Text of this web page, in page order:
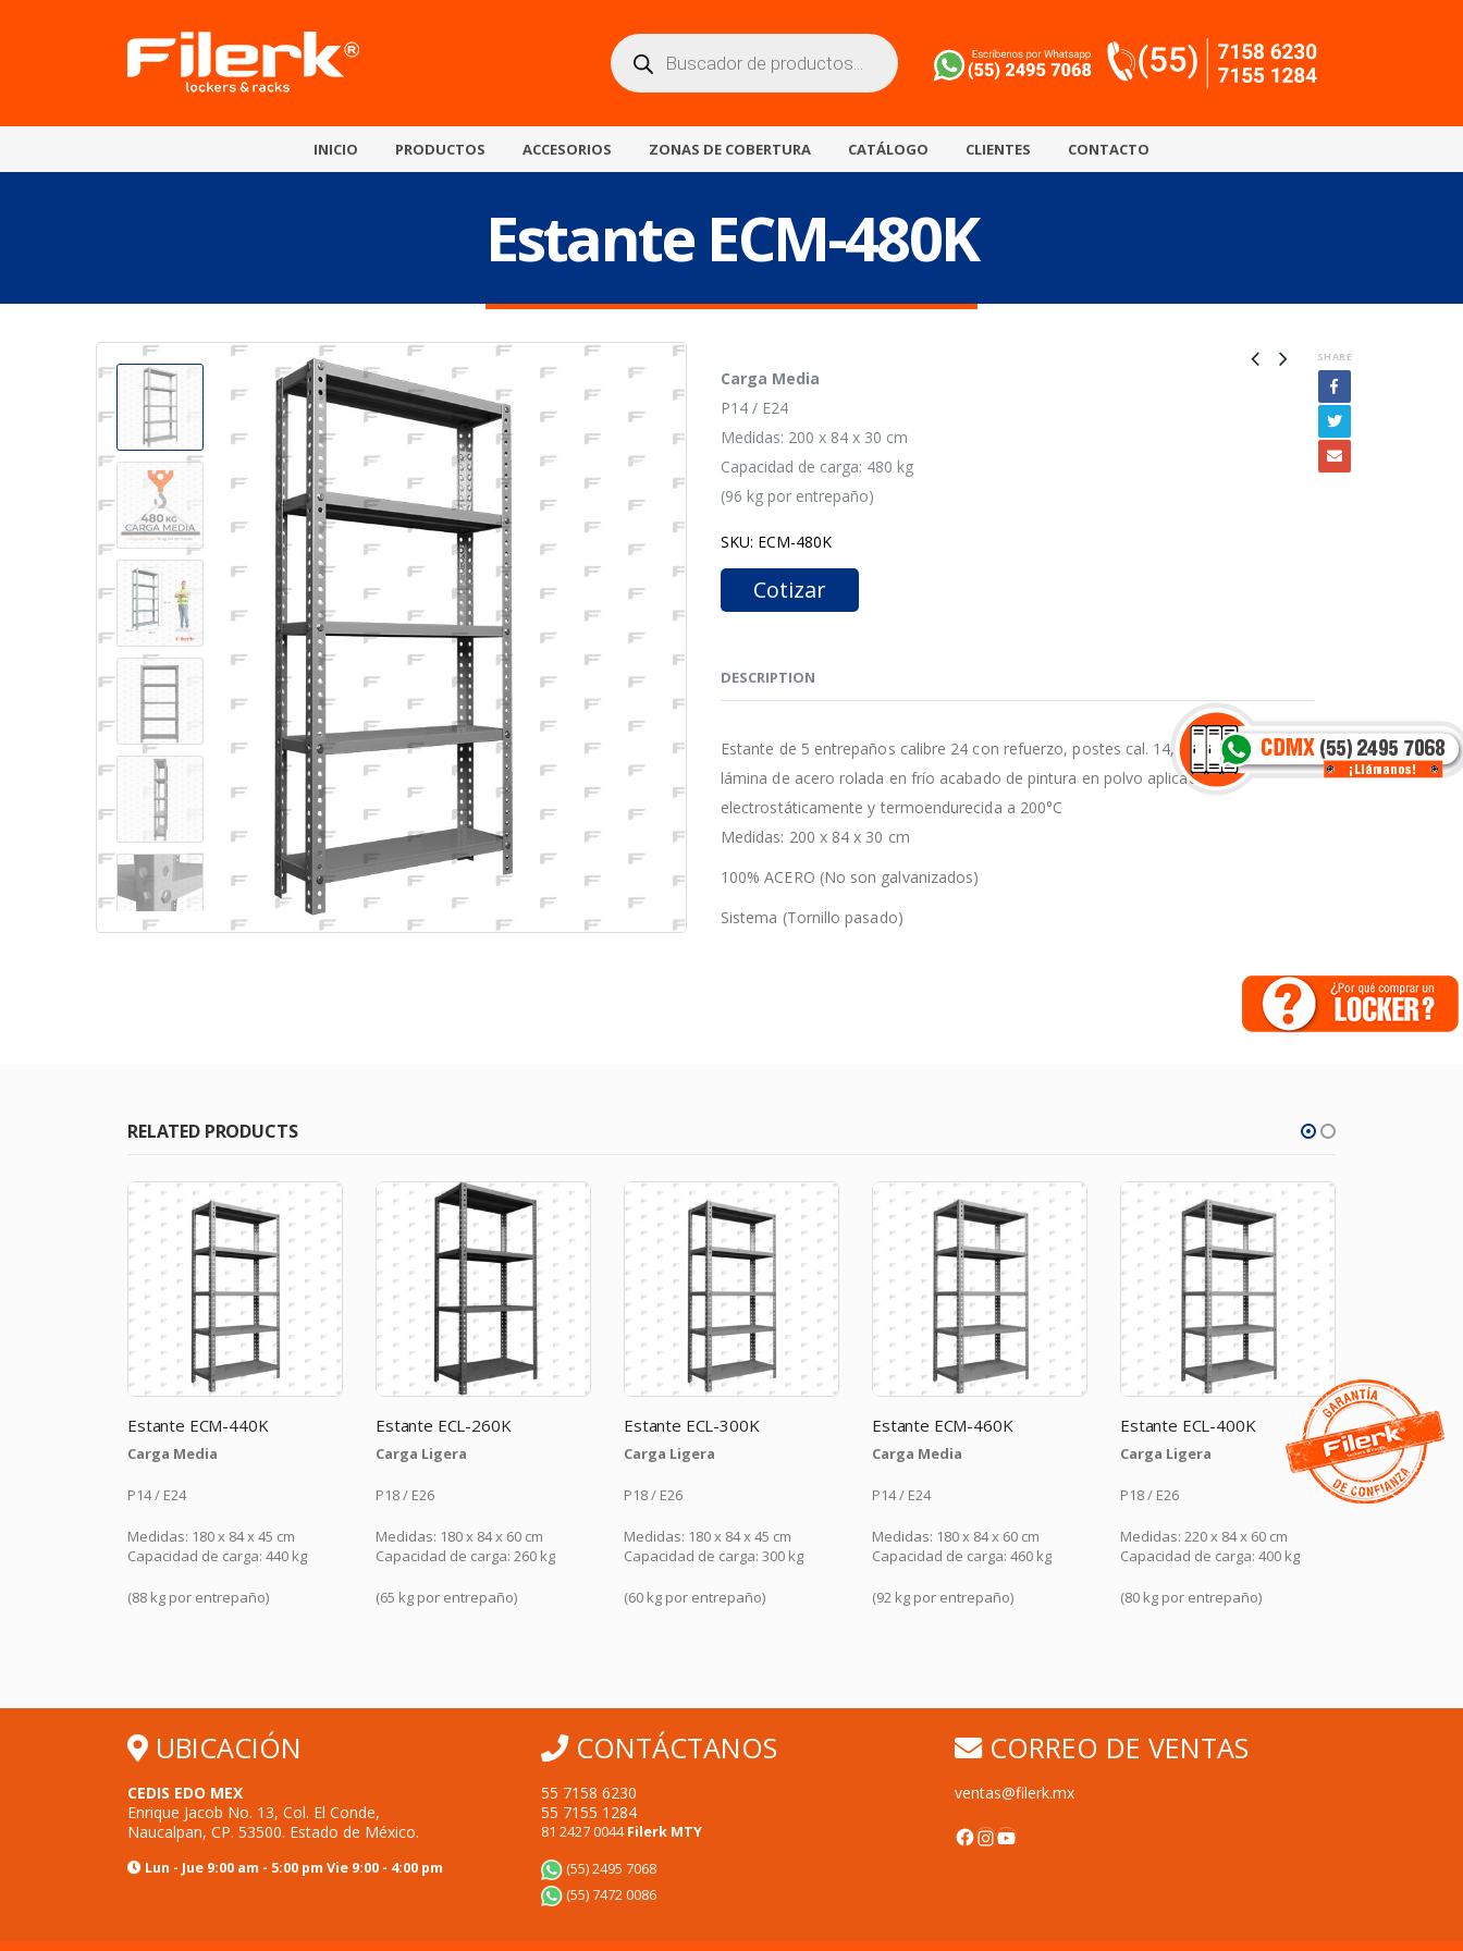
Búsqueda
de
productos
INICIO PRODUCTOS ACCESORIOS ZONAS DE COBERTURA CATÁLOGO CLIENTES CONTACTO
Estante ECM-480K
Carga Media
P14 / E24
Medidas: 200 x 84 x 30 cm
Capacidad de carga: 480 kg
(96 kg por entrepaño)
SKU: ECM-480K
Cotizar
SHARE
DESCRIPTION
Estante de 5 entrepaños calibre 24 con refuerzo, postes cal. 14, Fabricado en
lámina de acero rolada en frío acabado de pintura en polvo aplicada
electrostáticamente y termoendurecida a 200°C
Medidas: 200 x 84 x 30 cm
100% ACERO (No son galvanizados)
Sistema (Tornillo pasado)
RELATED PRODUCTS
Estante ECL-260K
Carga Ligera
P18 / E26
Medidas: 180 x 84 x 60 cm
Capacidad de carga: 260 kg
(65 kg por entrepaño)
Estante ECL-300K
Carga Ligera
P18 / E26
Medidas: 180 x 84 x 45 cm
Capacidad de carga: 300 kg
(60 kg por entrepaño)
Estante ECM-460K
Carga Media
P14 / E24
Medidas: 180 x 84 x 60 cm
Capacidad de carga: 460 kg
(92 kg por entrepaño)
Estante ECL-400K
Carga Ligera
P18 / E26
Medidas: 220 x 84 x 60 cm
Capacidad de carga: 400 kg
(80 kg por entrepaño)
Estante ECPX-700K
Carga Pesada X
P14 / E22
Medidas: 240 x 84 x 60 cm
Capacidad de carga: 700 kg
(117 kg por entrepaño)
Estante
Carga Ligera
P18 / E26
UBICACIÓN
CEDIS EDO MEX
Enrique Jacob No. 13, Col. El Conde,
Naucalpan, CP. 53500. Estado de México.
Lun - Jue 9:00 am - 5:00 pm Vie 9:00 - 4:00 pm
CONTÁCTANOS
55 7158 6230
55 7155 1284
81 2427 0044Filerk MTY
(55) 2495 7068
(55) 7472 0086
CORREO DE VENTAS
ventas@filerk.mx
Facebook
Instagram
YouTube